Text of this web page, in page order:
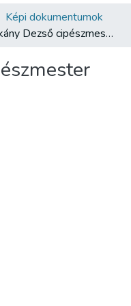
Képi dokumentumok
[Sárkány Dezső cipészmester üzletének portálja]